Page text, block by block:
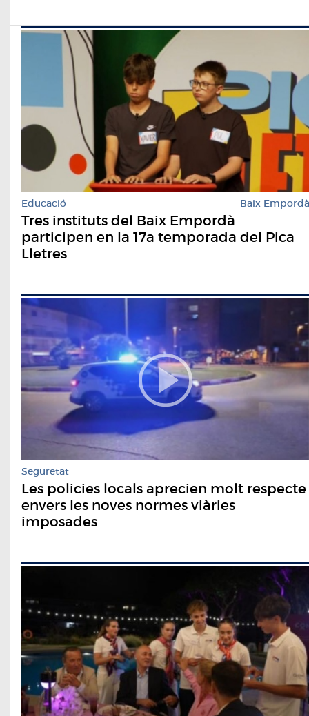
Educació Baix Empordà
Tres instituts del Baix Empordà
participen en la 17a temporada del Pica
Lletres
Seguretat
Les policies locals aprecien molt respecte
envers les noves normes viàries
imposades